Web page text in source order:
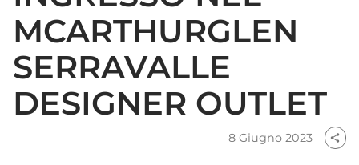
MCARTHURGLEN
SERRAVALLE
DESIGNER OUTLET
8 Giugno 2023 share